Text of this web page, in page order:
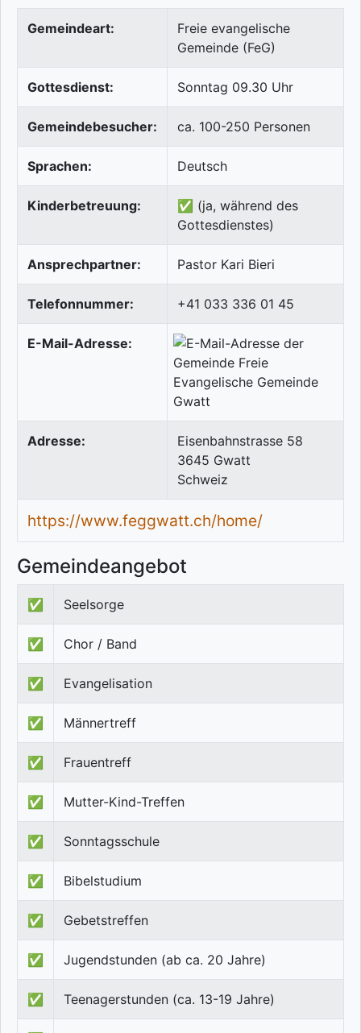
Gemeindeart:
Freie evangelische
Gemeinde (FeG)
Gottesdienst: Sonntag 09.30 Uhr
Gemeindebesucher: ca. 100-250 Personen
Sprachen: Deutsch
Kinderbetreuung:
✅ (ja, während des
Gottesdienstes)
Ansprechpartner: Pastor Kari Bieri
Telefonnummer: +41 033 336 01 45
E-Mail-Adresse:
Adresse:
Eisenbahnstrasse 58
3645 Gwatt
Schweiz
https://www.feggwatt.ch/home/
Gemeindeangebot
✅ Seelsorge
✅ Chor / Band
✅ Evangelisation
✅ Männertreff
✅ Frauentreff
✅ Mutter-Kind-Treffen
✅ Sonntagsschule
✅ Bibelstudium
✅ Gebetstreffen
✅ Jugendstunden (ab ca. 20 Jahre)
✅ Teenagerstunden (ca. 13-19 Jahre)